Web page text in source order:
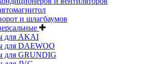
и шлагбаумов
для AKAI
для DAEWOO
для GRUNDIG